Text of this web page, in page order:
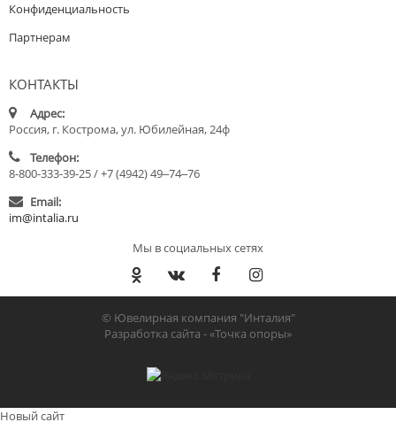
Конфиденциальность
Партнерам
КОНТАКТЫ
Адрес:
Россия, г. Кострома, ул. Юбилейная, 24ф
Телефон:
8-800-333-39-25 / +7 (4942) 49‒74‒76
Email:
im@intalia.ru
Мы в социальных сетях
© Ювелирная компания "Инталия"
Разработка сайта -«Точка опоры»
Новый сайт